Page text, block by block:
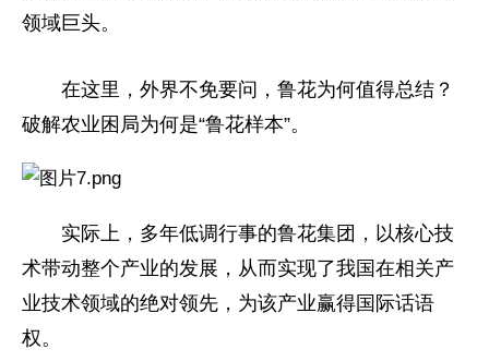
领域巨头。
在这里，外界不免要问，鲁花为何值得总结？
破解农业困局为何是“鲁花样本”。
实际上，多年低调行事的鲁花集团，以核心技
术带动整个产业的发展，从而实现了我国在相关产
业技术领域的绝对领先，为该产业赢得国际话语
权。